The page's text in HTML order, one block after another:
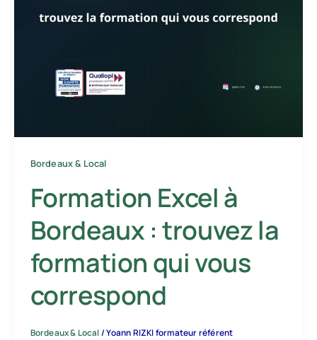
Bordeaux & Local
Formation Excel à
Bordeaux : trouvez la
formation qui vous
correspond
Bordeaux & Local/Yoann RIZKI formateur référent